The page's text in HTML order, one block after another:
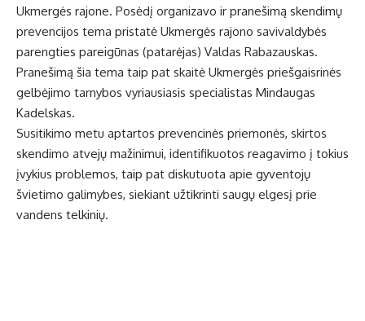
Ukmergės rajone. Posėdį organizavo ir pranešimą skendimų
prevencijos tema pristatė Ukmergės rajono savivaldybės
parengties pareigūnas (patarėjas) Valdas Rabazauskas.
Pranešimą šia tema taip pat skaitė Ukmergės priešgaisrinės
gelbėjimo tarnybos vyriausiasis specialistas Mindaugas
Kadelskas.
Susitikimo metu aptartos prevencinės priemonės, skirtos
skendimo atvejų mažinimui, identifikuotos reagavimo į tokius
įvykius problemos, taip pat diskutuota apie gyventojų
švietimo galimybes, siekiant užtikrinti saugų elgesį prie
vandens telkinių.